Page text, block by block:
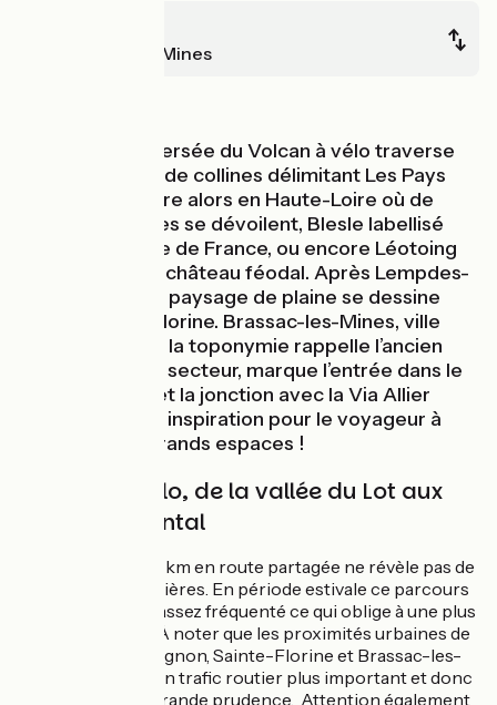
Brassac-les-Mines
La Grande Traversée du Volcan à vélo traverse
une succession de collines délimitant Les Pays
Coupés. On entre alors en Haute-Loire où de
superbes villages se dévoilent, Blesle labellisé
plus beau village de France, ou encore Léotoing
dominé par son château féodal. Après Lempdes-
sur-Allagnon, un paysage de plaine se dessine
jusqu’à Sainte-Florine. Brassac-les-Mines, ville
frontalière dont la toponymie rappelle l’ancien
passé minier du secteur, marque l’entrée dans le
Puy-de-Dôme et la jonction avec la Via Allier
(V70) ; nouvelle inspiration pour le voyageur à
vélo avide de grands espaces !
La GT2V à vélo, de la vallée du Lot aux
portes du Cantal
Cette étape de 28 km en route partagée ne révèle pas de
difficultés particulières. En période estivale ce parcours
touristique reste assez fréquenté ce qui oblige à une plus
grande vigilance. À noter que les proximités urbaines de
Lempdes-sur-Allagnon, Sainte-Florine et Brassac-les-
Mines, génèrent un trafic routier plus important et donc
invite à une plus grande prudence. Attention également